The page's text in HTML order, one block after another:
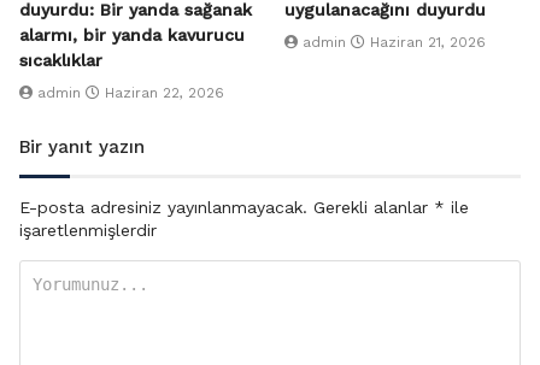
duyurdu: Bir yanda sağanak
alarmı, bir yanda kavurucu
sıcaklıklar
admin Haziran 22, 2026
uygulanacağını duyurdu
admin Haziran 21, 2026
Bir yanıt yazın
E-posta adresiniz yayınlanmayacak. Gerekli alanlar * ile
işaretlenmişlerdir